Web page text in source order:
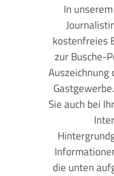
In
kostenfreies
zur Busche-
Auszeichnung
Sie auch bei
die unten